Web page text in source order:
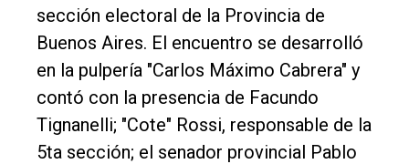
Fúnebres
Edición
Empresa
Nosotros
Contacto
sección electoral de la Provincia de
Buenos Aires. El encuentro se desarrolló
en la pulpería "Carlos Máximo Cabrera" y
contó con la presencia de Facundo
Tignanelli; "Cote" Rossi, responsable de la
5ta sección; el senador provincial Pablo